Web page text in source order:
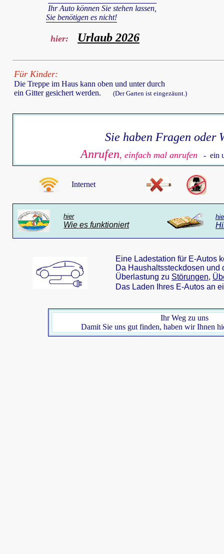
Ihr Auto können Sie stehen lassen,
Sie benötigen es nicht!
hier: Urlaub 2026
Für Kinder:
Die Treppe im Haus kann oben und unter durch
ein Gitter gesichert werden. (Der Garten ist eingezäunt.)
Sie haben Fragen oder
Anrufen, einfach mal anrufen - ein
Internet
hier
Wie es funktioniert
Eine Ladestation für E-Autos
Da Haushaltssteckdosen
Überlastung zu Störungen,
Das Laden Ihres E-Autos an
Ihr Weg zu uns
Damit Sie uns gut finden, haben wir Ihnen